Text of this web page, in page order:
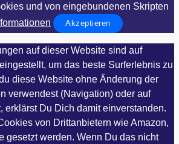
und von eingebundenen Skripten
Akzeptieren
auf dieser Website sind auf
um das beste Surferlebnis zu
diese Website ohne Änderung der
verwendest (Navigation) oder auf
erklärst Du Dich damit einverstanden.
von Drittanbietern wie Amazon,
gesetzt werden. Wenn Du das nicht